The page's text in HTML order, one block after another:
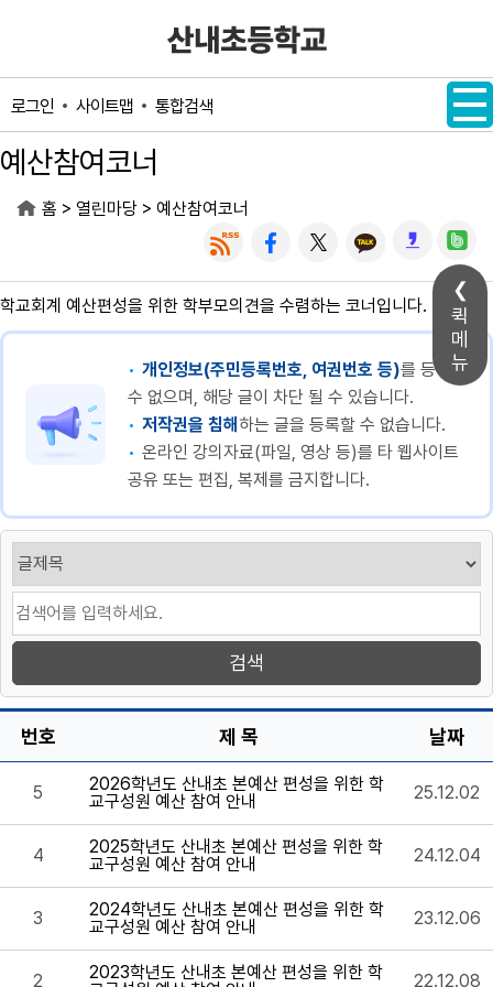
퀵
메
뉴
로그인 사이트맵 통합검색
예산참여코너
홈 > 열린마당 > 예산참여코너
학교회계 예산편성을 위한 학부모의견을 수렴하는 코너입니다.
개인정보(주민등록번호, 여권번호 등)를 등록할
수 없으며, 해당 글이 차단 될 수 있습니다.
저작권을 침해하는 글을 등록할 수 없습니다.
온라인 강의자료(파일, 영상 등)를 타 웹사이트
공유 또는 편집, 복제를 금지합니다.
번호 제 목 날짜
5
2026학년도 산내초 본예산 편성을 위한 학
교구성원 예산 참여 안내
25.12.02
4
2025학년도 산내초 본예산 편성을 위한 학
교구성원 예산 참여 안내
24.12.04
3
2024학년도 산내초 본예산 편성을 위한 학
교구성원 예산 참여 안내
23.12.06
2
2023학년도 산내초 본예산 편성을 위한 학
22.12.08